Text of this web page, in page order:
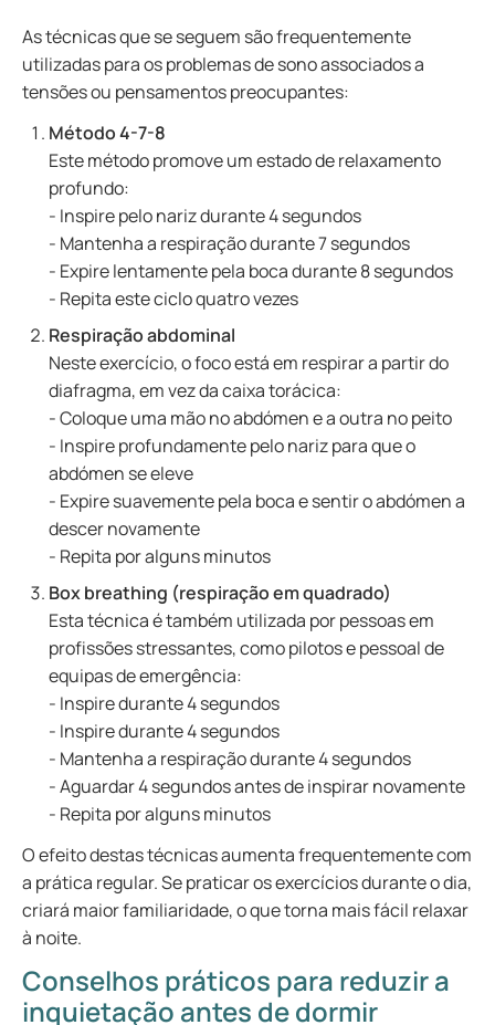
As técnicas que se seguem são frequentemente
utilizadas para os problemas de sono associados a
tensões ou pensamentos preocupantes:
Método 4-7-8
Este método promove um estado de relaxamento
profundo:
- Inspire pelo nariz durante 4 segundos
- Mantenha a respiração durante 7 segundos
- Expire lentamente pela boca durante 8 segundos
- Repita este ciclo quatro vezes
Respiração abdominal
Neste exercício, o foco está em respirar a partir do
diafragma, em vez da caixa torácica:
- Coloque uma mão no abdómen e a outra no peito
- Inspire profundamente pelo nariz para que o
abdómen se eleve
- Expire suavemente pela boca e sentir o abdómen a
descer novamente
- Repita por alguns minutos
Box breathing (respiração em quadrado)
Esta técnica é também utilizada por pessoas em
profissões stressantes, como pilotos e pessoal de
equipas de emergência:
- Inspire durante 4 segundos
- Inspire durante 4 segundos
- Mantenha a respiração durante 4 segundos
- Aguardar 4 segundos antes de inspirar novamente
- Repita por alguns minutos
O efeito destas técnicas aumenta frequentemente com
a prática regular. Se praticar os exercícios durante o dia,
criará maior familiaridade, o que torna mais fácil relaxar
à noite.
Conselhos práticos para reduzir a
inquietação antes de dormir